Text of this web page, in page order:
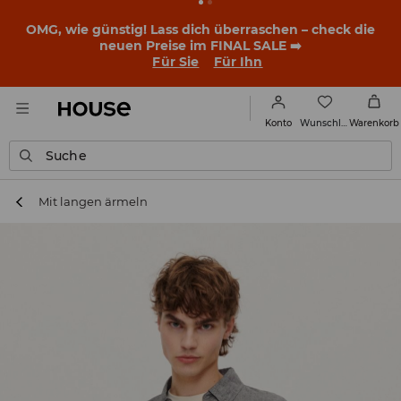
OMG, wie günstig! Lass dich überraschen – check die
neuen Preise im FINAL SALE ➡️
Für Sie
Für Ihn
Konto Warenkorb
Suche
Mit langen ärmeln